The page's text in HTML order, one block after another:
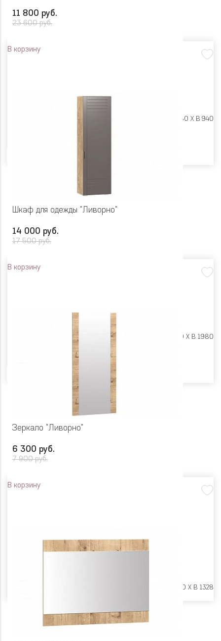
11 800 руб.
23 600 руб.
В корзину
Ш 802 X Г 380 X В 940
Шкаф для одежды "Ливорно"
14 000 руб.
17 500 руб.
В корзину
Ш 602 X Г 380 X В 1980
Зеркало "Ливорно"
6 300 руб.
7 900 руб.
В корзину
Ш 602 X Г 20 X В 1328